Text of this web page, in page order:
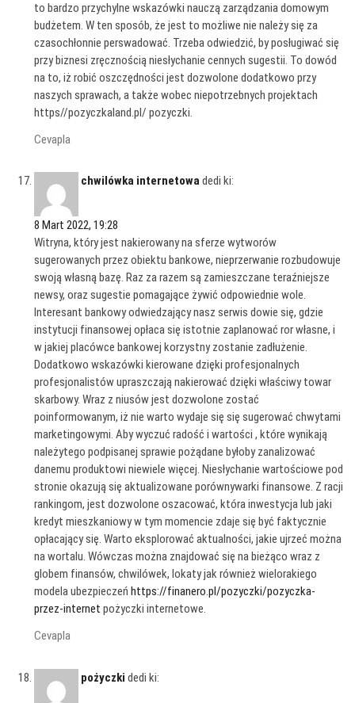
to bardzo przychylne wskazówki nauczą zarządzania domowym
budżetem. W ten sposób, że jest to możliwe nie należy się za
czasochłonnie perswadować. Trzeba odwiedzić, by posługiwać się
przy biznesi zręcznością niesłychanie cennych sugestii. To dowód
na to, iż robić oszczędności jest dozwolone dodatkowo przy
naszych sprawach, a także wobec niepotrzebnych projektach
https//pozyczkaland.pl/ pozyczki.
Cevapla
chwilówka internetowadedi ki:
8 Mart 2022, 19:28
Witryna, który jest nakierowany na sferze wytworów
sugerowanych przez obiektu bankowe, nieprzerwanie rozbudowuje
swoją własną bazę. Raz za razem są zamieszczane teraźniejsze
newsy, oraz sugestie pomagające żywić odpowiednie wole.
Interesant bankowy odwiedzający nasz serwis dowie się, gdzie
instytucji finansowej opłaca się istotnie zaplanować ror własne, i
w jakiej placówce bankowej korzystny zostanie zadłużenie.
Dodatkowo wskazówki kierowane dzięki profesjonalnych
profesjonalistów upraszczają nakierować dzięki właściwy towar
skarbowy. Wraz z niusów jest dozwolone zostać
poinformowanym, iż nie warto wydaje się się sugerować chwytami
marketingowymi. Aby wyczuć radość i wartości , które wynikają
należytego podpisanej sprawie pożądane byłoby zanalizować
danemu produktowi niewiele więcej. Niesłychanie wartościowe pod
stronie okazują się aktualizowane porównywarki finansowe. Z racji
rankingom, jest dozwolone oszacować, która inwestycja lub jaki
kredyt mieszkaniowy w tym momencie zdaje się być faktycznie
opłacający się. Warto eksplorować aktualności, jakie ujrzeć można
na wortalu. Wówczas można znajdować się na bieżąco wraz z
globem finansów, chwilówek, lokaty jak również wielorakiego
modela ubezpieczeńhttps://finanero.pl/pozyczki/pozyczka-
przez-internet pożyczki internetowe.
Cevapla
pożyczki dedi ki: